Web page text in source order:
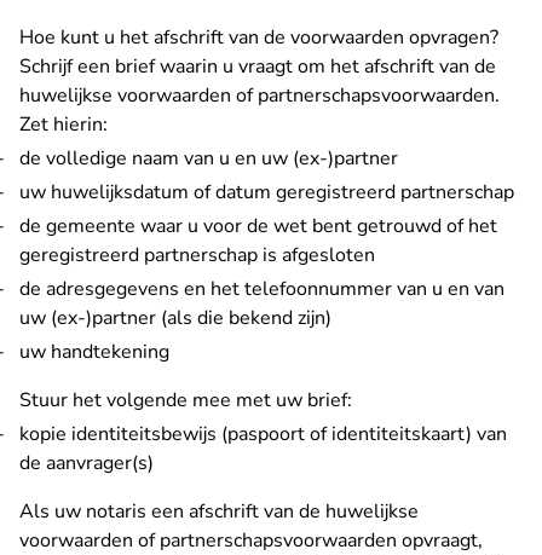
Hoe kunt u het afschrift van de voorwaarden opvragen?
Schrijf een brief waarin u vraagt om het afschrift van de
huwelijkse voorwaarden of partnerschapsvoorwaarden.
Zet hierin:
de volledige naam van u en uw (ex-)partner
uw huwelijksdatum of datum geregistreerd partnerschap
de gemeente waar u voor de wet bent getrouwd of het
geregistreerd partnerschap is afgesloten
de adresgegevens en het telefoonnummer van u en van
uw (ex-)partner (als die bekend zijn)
uw handtekening
Stuur het volgende mee met uw brief:
kopie identiteitsbewijs (paspoort of identiteitskaart) van
de aanvrager(s)
Als uw notaris een afschrift van de huwelijkse
voorwaarden of partnerschapsvoorwaarden opvraagt,